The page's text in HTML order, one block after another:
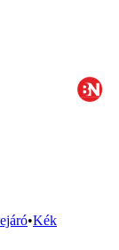
•Kék